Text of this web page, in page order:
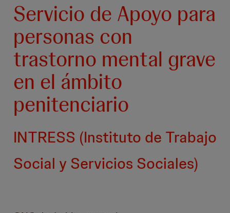
Servicio de Apoyo para
personas con
trastorno mental grave
en el ámbito
penitenciario
INTRESS (Instituto de Trabajo
Social y Servicios Sociales)